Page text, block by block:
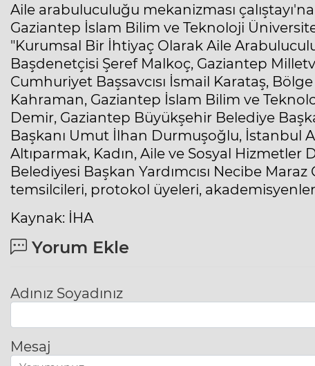
Aile arabuluculuğu mekanizması
Gaziantep İslam Bilim ve Teknoloji
"Kurumsal Bir İhtiyaç Olarak Aile
Başdenetçisi Şeref Malkoç, Gaziantep
Cumhuriyet Başsavcısı İsmail Karataş,
Kahraman, Gaziantep İslam Bilim ve
Demir, Gaziantep Büyükşehir Belediye
Başkanı Umut İlhan Durmuşoğlu, İstanbul
Altıparmak, Kadın, Aile ve Sosyal Hizmetler
Belediyesi Başkan Yardımcısı Necibe
temsilcileri, protokol üyeleri,
Kaynak: İHA
Yorum Ekle
Adınız Soyadınız
Mesaj